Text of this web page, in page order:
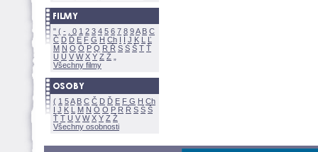
" ( - 0 1 2 3 4 5 6 7 8 9A B C
Č D Ď E F G H Ch I Í J K L
Ľ
M N O Ó P Q R Ř S Ś T Ť
U Ú V W X Y Z
Všechny filmy
( 1 5A B C Č D Ď E F G H Ch
I J K L M N Ó O P R Ř S Ś
Ť T U V W X Y Z
Všechny osobnosti